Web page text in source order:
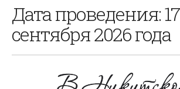
Дата проведения: 17
сентября 2026 года